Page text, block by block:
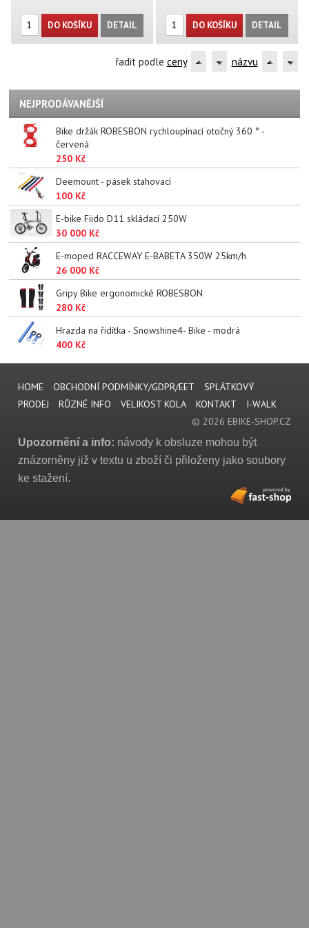
DO KOŠÍKU DETAIL DO KOŠÍKU DETAIL
řadit podle ceny názvu
NEJPRODÁVANĚJŠÍ
Bike držák ROBESBON rychloupínací otočný 360 ° -
červená
250 Kč
Deemount - pásek stahovací
100 Kč
E-bike Fiido D11 skládací 250W
30 000 Kč
E-moped RACCEWAY E-BABETA 350W 25km/h
26 000 Kč
Gripy Bike ergonomické ROBESBON
280 Kč
Hrazda na řidítka - Snowshine4- Bike - modrá
400 Kč
HOME OBCHODNÍ PODMÍNKY/GDPR/EET
SPLÁTKOVÝ
PRODEJ
RŮZNÉ INFO VELIKOST KOLA KONTAKT
I-WALK
© 2026 EBIKE-SHOP.CZ
Upozornění a info: návody k obsluze mohou být
znázorněny již v textu u zboží či přiloženy jako soubory
ke stažení.